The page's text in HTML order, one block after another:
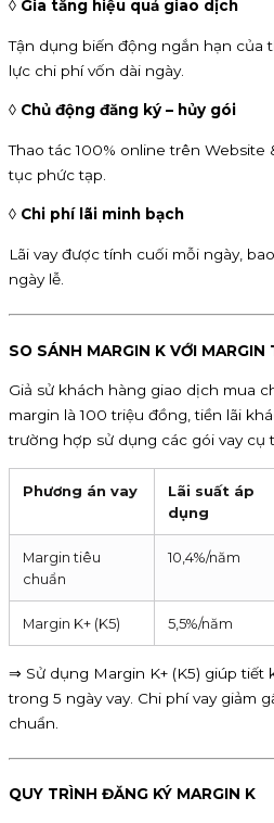
◊ Gia tăng hiệu quả giao dịch
Tận dụng biến động ngắn hạn của
lực chi phí vốn dài ngày.
◊ Chủ động đăng ký – hủy gói
Thao tác 100% online trên Website
tục phức tạp.
◊ Chi phí lãi minh bạch
Lãi vay được tính cuối mỗi ngày,
ngày lễ.
SO SÁNH MARGIN K VỚI MARGIN
Giả sử khách hàng giao dịch mua
margin là 100 triệu đồng, tiền lãi
trường hợp sử dụng các gói vay cụ
Phương án vay
Lãi suất áp
dụng
Margin tiêu
chuẩn
10,4%/năm
Margin K+ (K5) 5,5%/năm
⇒ Sử dụng Margin K+ (K5) giúp tiết
trong 5 ngày vay. Chi phí vay giảm
chuẩn.
QUY TRÌNH ĐĂNG KÝ MARGIN K